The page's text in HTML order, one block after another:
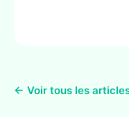
← Voir tous les